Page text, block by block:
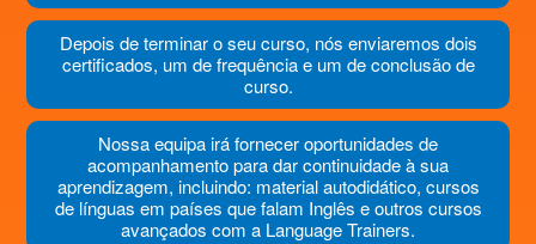
Depois de terminar o seu curso, nós enviaremos dois
certificados, um de frequência e um de conclusão de
curso.
Nossa equipa irá fornecer oportunidades de
acompanhamento para dar continuidade à sua
aprendizagem, incluindo: material autodidático, cursos
de línguas em países que falam Inglês e outros cursos
avançados com a Language Trainers.